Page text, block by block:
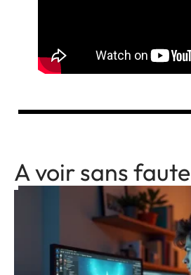
A voir sans faute